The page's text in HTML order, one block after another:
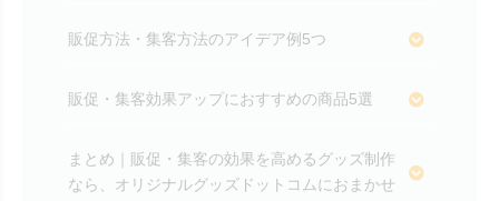
販促方法・集客方法のアイデア例5つ
販促・集客効果アップにおすすめの商品5選
まとめ｜販促・集客の効果を高めるグッズ制作
なら、オリジナルグッズドットコムにおまかせ